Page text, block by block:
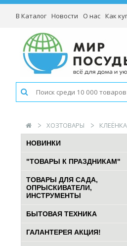
В Каталог Новости О нас Как
ХОЗТОВАРЫ
НОВИНКИ
"ТОВАРЫ К ПРАЗДНИКАМ"
ТОВАРЫ ДЛЯ САДА,
ОПРЫСКИВАТЕЛИ,
ИНСТРУМЕНТЫ
БЫТОВАЯ ТЕХНИКА
ГАЛАНТЕРЕЯ АКЦИЯ!